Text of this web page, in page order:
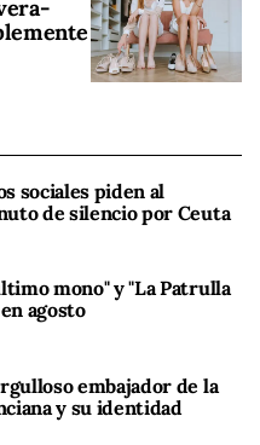
sociales piden al
de silencio por Ceuta
mono" y "La Patrulla
agosto
embajador de la
y su identidad